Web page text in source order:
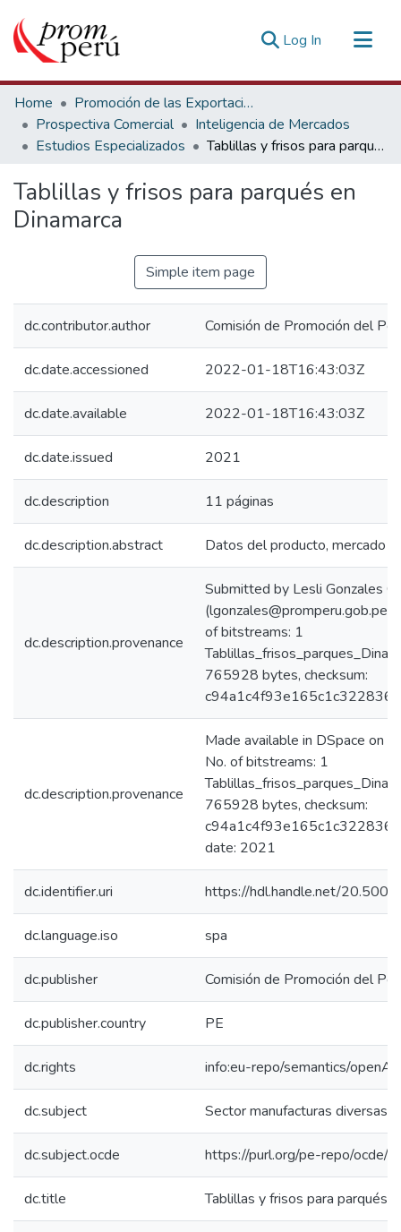
Log In (current)
Communities & Collections
All of DSpace
Statistics
Home
Promoción de las Exportaciones
Prospectiva Comercial
Inteligencia de Mercados
Estudios Especializados
Tablillas y frisos para parqués en Dinamarca
Tablillas y frisos para parqués en
Dinamarca
Simple item page
dc.contributor.author Comisión de Promoción del
dc.date.accessioned 2022-01-18T16:43:03Z
dc.date.available 2022-01-18T16:43:03Z
dc.date.issued 2021
dc.description 11 páginas
dc.description.abstract Datos del producto, mercado
dc.description.provenance
Submitted by Lesli Gonzales
of bitstreams: 1
765928 bytes, checksum:
dc.description.provenance
Made available in DSpace on
No. of bitstreams: 1
765928 bytes, checksum:
date: 2021
dc.identifier.uri https://hdl.handle.net/
dc.language.iso spa
dc.publisher Comisión de Promoción del
dc.publisher.country PE
dc.rights info:eu-repo/semantics/
dc.subject Sector manufacturas diversas
dc.subject.ocde https://purl.org/pe-repo/ocde/
dc.title Tablillas y frisos para parqués